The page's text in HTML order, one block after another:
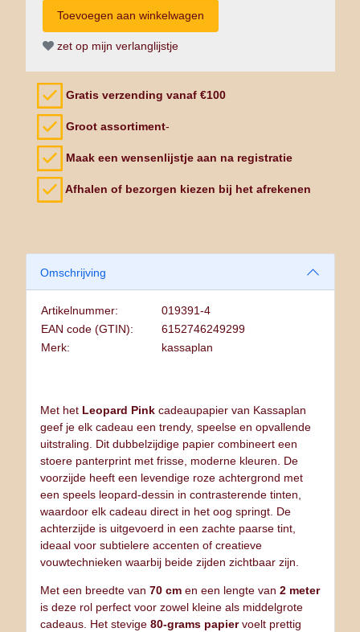
zet op mijn verlanglijstje
Gratis verzending vanaf €100
Groot assortiment-
Maak een wensenlijstje aan na registratie
Afhalen of bezorgen kiezen bij het afrekenen
Omschrijving
Artikelnummer:
019391-4
EAN code (GTIN):
6152746249299
Merk:
kassaplan
Met het Leopard Pink cadeaupapier van Kassaplan
geef je elk cadeau een trendy, speelse en opvallende
uitstraling. Dit dubbelzijdige papier combineert een
stoere panterprint met frisse, moderne kleuren. De
voorzijde heeft een levendige roze achtergrond met
een speels leopard‑dessin in contrasterende tinten,
waardoor elk cadeau direct in het oog springt. De
achterzijde is uitgevoerd in een zachte paarse tint,
ideaal voor subtielere accenten of creatieve
vouwtechnieken waarbij beide zijden zichtbaar zijn.
Met een breedte van 70 cm en een lengte van 2 meter
is deze rol perfect voor zowel kleine als middelgrote
cadeaus. Het stevige 80‑grams papiervoelt prettig